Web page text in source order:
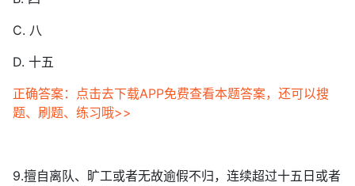
C. 八
D. 十五
正确答案：点击去下载APP免费查看本题答案，还可以搜
题、刷题、练习哦>>
9.擅自离队、旷工或者无故逾假不归，连续超过十五日或者